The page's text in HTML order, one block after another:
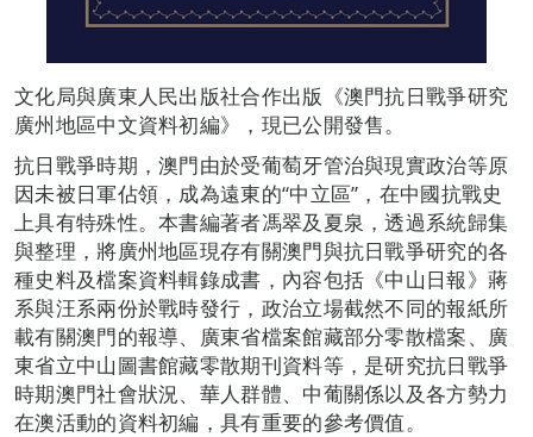
文化局與廣東人民出版社合作出版《澳門抗日戰爭研究
廣州地區中文資料初編》，現已公開發售。
抗日戰爭時期，澳門由於受葡萄牙管治與現實政治等原
因未被日軍佔領，成為遠東的“中立區”，在中國抗戰史
上具有特殊性。本書編著者馮翠及夏泉，透過系統歸集
與整理，將廣州地區現存有關澳門與抗日戰爭研究的各
種史料及檔案資料輯錄成書，內容包括《中山日報》蔣
系與汪系兩份於戰時發行，政治立場截然不同的報紙所
載有關澳門的報導、廣東省檔案館藏部分零散檔案、廣
東省立中山圖書館藏零散期刊資料等，是研究抗日戰爭
時期澳門社會狀況、華人群體、中葡關係以及各方勢力
在澳活動的資料初編，具有重要的參考價值。